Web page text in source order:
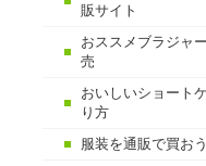
販サイト
おススメブラジャ
売
おいしいショート
り方
服装を通販で買おう